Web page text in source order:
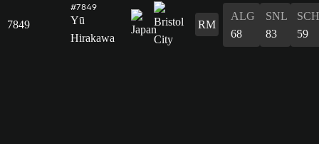
7849
#7849
Yū
Hirakawa
RM
ALG
68
SNL
83
SCH
59